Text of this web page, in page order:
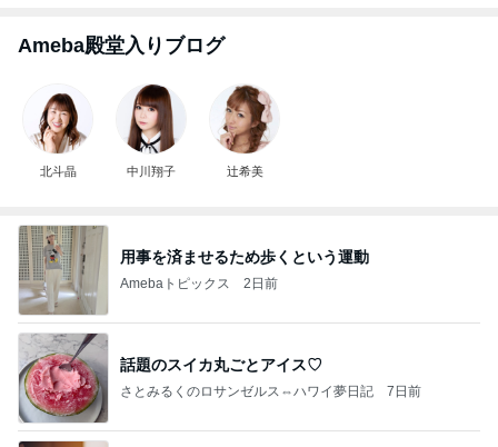
Ameba殿堂入りブログ
北斗晶 中川翔子 辻希美
用事を済ませるため歩くという運動
Amebaトピックス 2日前
話題のスイカ丸ごとアイス♡
さとみるくのロサンゼルス⇔ハワイ夢日記 7日前